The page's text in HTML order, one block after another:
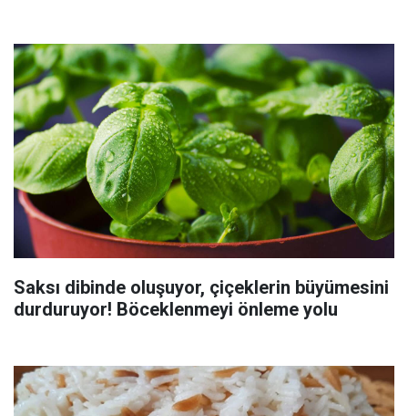
Saksı dibinde oluşuyor, çiçeklerin büyümesini
durduruyor! Böceklenmeyi önleme yolu